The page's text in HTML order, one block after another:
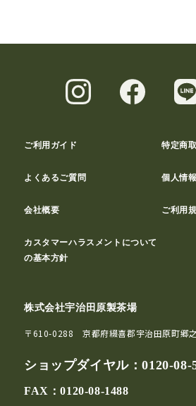
ご利用ガイド 特定商
よくあるご質問 個人情
会社概要 ご利用
カスタマーハラスメントについて
の基本方針
株式会社宇治田原製茶場
〒610-0288 京都府綴喜郡宇治田原町郷
ショップダイヤル：0120-08-
FAX：0120-08-1488